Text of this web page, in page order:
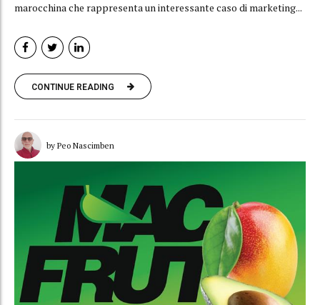
marocchina che rappresenta un interessante caso di marketing...
CONTINUE READING
by Peo Nascimben